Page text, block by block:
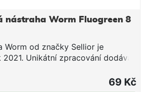
nástraha Worm Fluogreen 8
Worm od značky Sellior je
Unikátní zpracování dodává
vodě velké vibrace, které působí
69 Kč